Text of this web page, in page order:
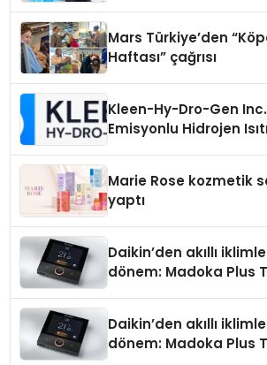
Mars Türkiye’den
Haftası” çağrısı
Kleen-Hy-Dro-Gen
Emisyonlu Hidrojen
Marie Rose kozmetik
yaptı
Daikin’den akıllı
dönem: Madoka Plus
Daikin’den akıllı
dönem: Madoka Plus